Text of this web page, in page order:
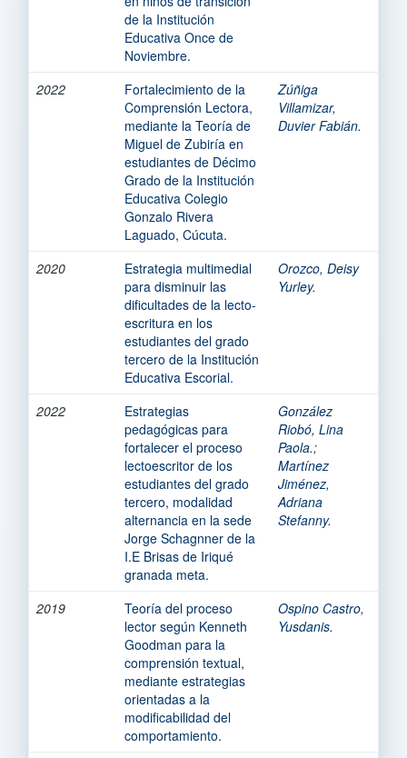
de la Institución
Educativa Once de
Noviembre.
2022
Fortalecimiento de la
Comprensión Lectora,
mediante la Teoría de
Miguel de Zubiría en
estudiantes de Décimo
Grado de la Institución
Educativa Colegio
Gonzalo Rivera
Laguado, Cúcuta.
Zúñiga
Villamizar,
Duvier Fabián.
2020
Estrategia multimedial
para disminuir las
dificultades de la lecto-
escritura en los
estudiantes del grado
tercero de la Institución
Educativa Escorial.
Orozco, Deisy
Yurley.
2022
Estrategias
pedagógicas para
fortalecer el proceso
lectoescritor de los
estudiantes del grado
tercero, modalidad
alternancia en la sede
Jorge Schagnner de la
I.E Brisas de Iriqué
granada meta.
González
Riobó, Lina
Paola.;
Martínez
Jiménez,
Adriana
Stefanny.
2019
Teoría del proceso
lector según Kenneth
Goodman para la
comprensión textual,
mediante estrategias
orientadas a la
modificabilidad del
comportamiento.
Ospino Castro,
Yusdanis.